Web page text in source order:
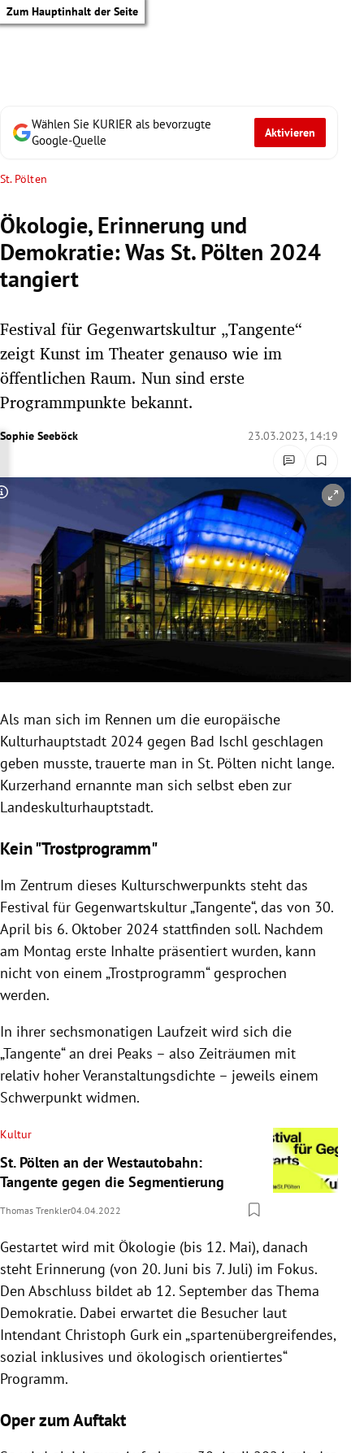
Zum Hauptinhalt der Seite
Untermenü
Untermenü
Untermenü
Untermenü
Untermenü
Wählen Sie KURIER als bevorzugte
Google-Quelle
Aktivieren
St. Pölten
Ökologie, Erinnerung und
Demokratie: Was St. Pölten 2024
tangiert
Festival für Gegenwartskultur „Tangente“
zeigt Kunst im Theater genauso wie im
öffentlichen Raum. Nun sind erste
Programmpunkte bekannt.
Sophie Seeböck 23.03.2023, 14:19
Copyright-Hinweis öffnen/schließen
Als man sich im Rennen um die europäische
Kulturhauptstadt 2024 gegen Bad Ischl geschlagen
geben musste, trauerte man in St. Pölten nicht lange.
Kurzerhand ernannte man sich selbst eben zur
Landeskulturhauptstadt.
Kein "Trostprogramm"
Im Zentrum dieses Kulturschwerpunkts steht das
Festival für Gegenwartskultur „Tangente“, das von 30.
April bis 6. Oktober 2024 stattfinden soll. Nachdem
am Montag erste Inhalte präsentiert wurden, kann
nicht von einem „Trostprogramm“ gesprochen
werden.
In ihrer sechsmonatigen Laufzeit wird sich die
„Tangente“ an drei Peaks – also Zeiträumen mit
relativ hoher Veranstaltungsdichte – jeweils einem
Schwerpunkt widmen.
Kultur
St. Pölten an der Westautobahn:
Tangente gegen die Segmentierung
Thomas Trenkler04.04.2022
Gestartet wird mit Ökologie (bis 12. Mai), danach
steht Erinnerung (von 20. Juni bis 7. Juli) im Fokus.
Den Abschluss bildet ab 12. September das Thema
Demokratie. Dabei erwartet die Besucher laut
Intendant Christoph Gurk ein „spartenübergreifendes,
sozial inklusives und ökologisch orientiertes“
Programm.
Oper zum Auftakt